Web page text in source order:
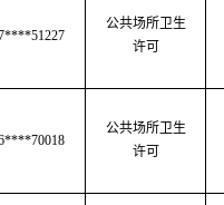
公共场所卫生
许可
公共场所卫生
许可